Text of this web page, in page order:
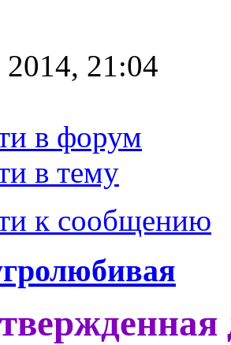
2014, 21:04
в форум
в тему
к сообщению